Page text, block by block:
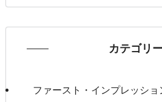
カテゴリ
ファースト・インプレッショ